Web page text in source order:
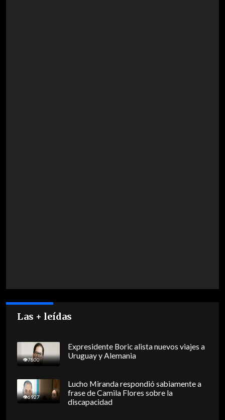
Las + leídas
7800
Expresidente Boric alista nuevos viajes a
Uruguay y Alemania
6927
Lucho Miranda respondió sabiamente a
frase de Camila Flores sobre la
discapacidad